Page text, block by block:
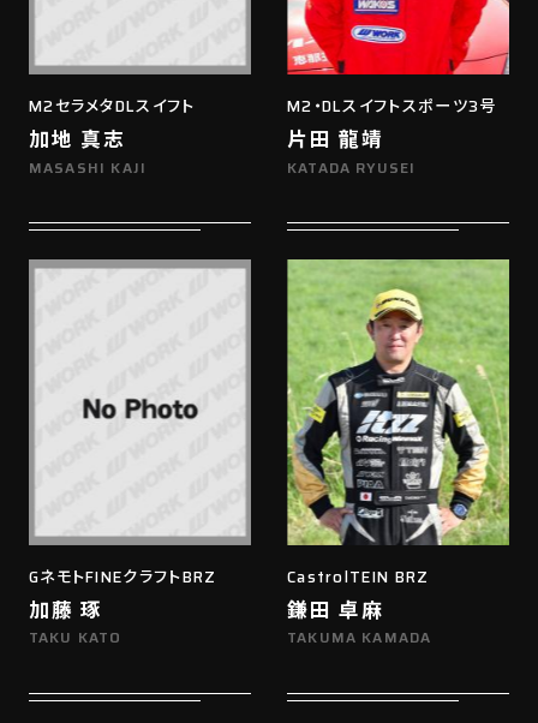
M2セラメタDLスイフト
加地 真志
MASASHI KAJI
M2・DLスイフトスポーツ3号
片田 龍靖
KATADA RYUSEI
GネモトFINEクラフトBRZ
加藤 琢
TAKU KATO
CastrolTEIN BRZ
鎌田 卓麻
TAKUMA KAMADA